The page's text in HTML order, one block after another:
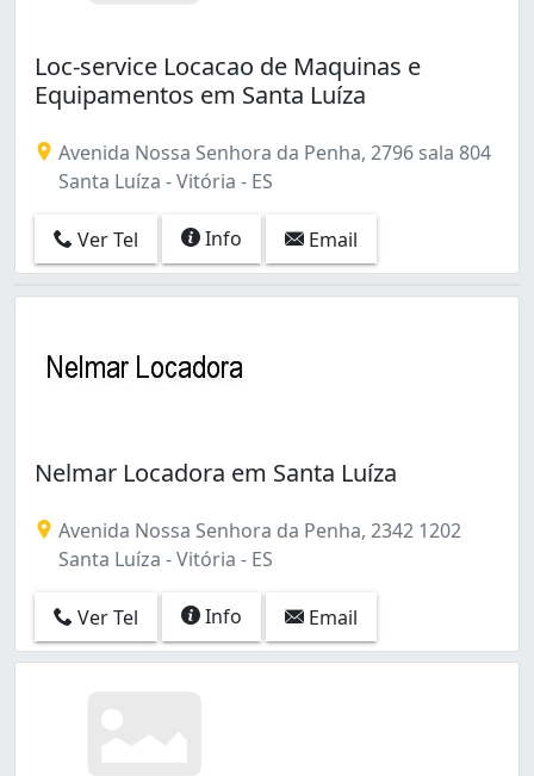
Loc-service Locacao de Maquinas e
Equipamentos em Santa Luíza
Avenida Nossa Senhora da Penha, 2796 sala 804
Santa Luíza - Vitória - ES
Ver Tel Info Email
Nelmar Locadora em Santa Luíza
Avenida Nossa Senhora da Penha, 2342 1202
Santa Luíza - Vitória - ES
Ver Tel Info Email